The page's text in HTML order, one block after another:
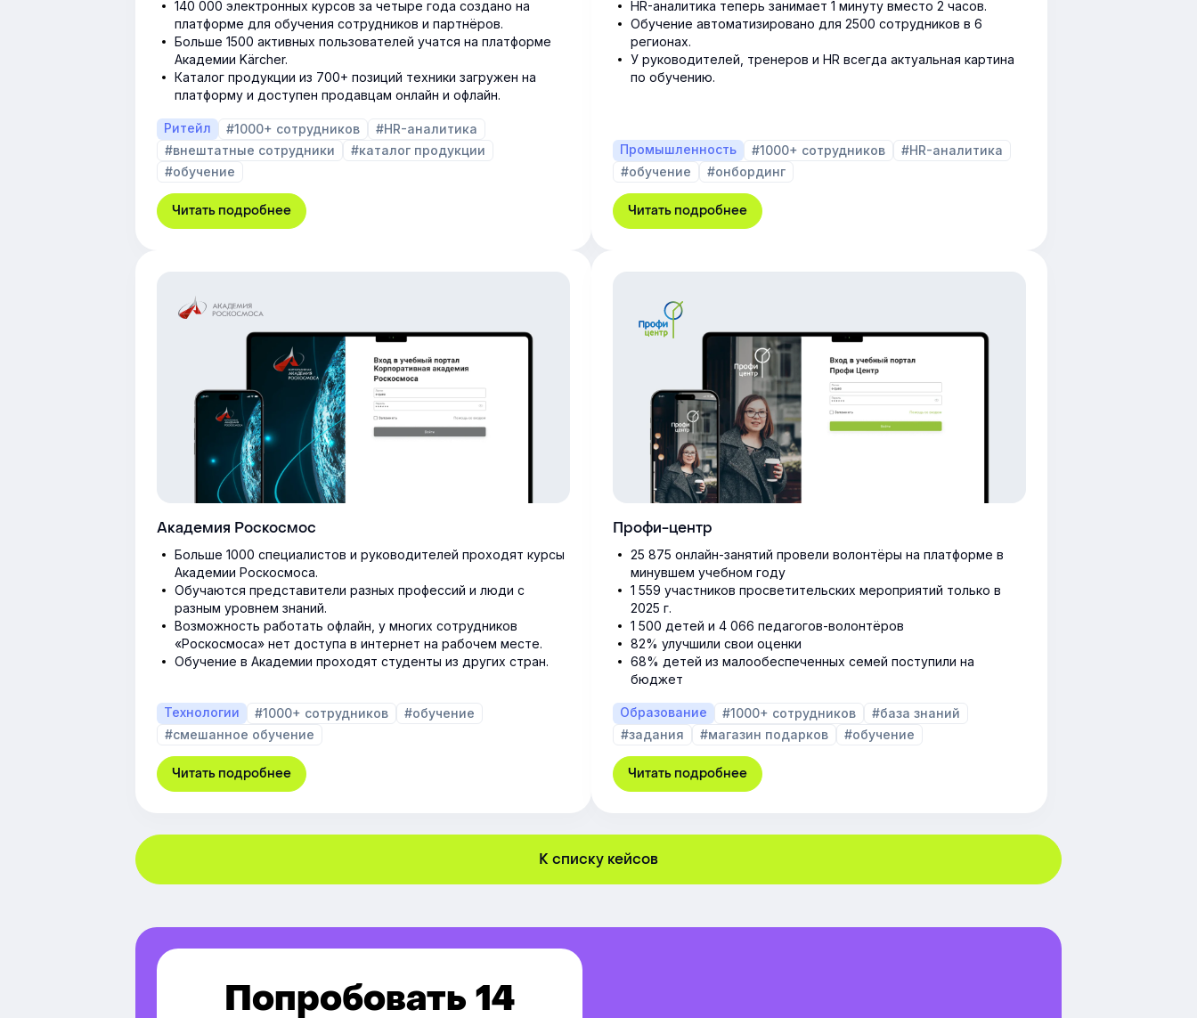
140 000 электронных курсов за четыре года создано на
платформе для обучения сотрудников и партнёров.
Больше 1500 активных пользователей учатся на платформе
Академии Kärcher.
Каталог продукции из 700+ позиций техники загружен на
платформу и доступен продавцам онлайн и офлайн.
Ритейл #1000+ сотрудников
#HR-аналитика
#внештатные сотрудники
#каталог продукции
#обучение
Читать подробнее
HR-аналитика теперь занимает 1 минуту вместо 2 часов.
Обучение автоматизировано для 2500 сотрудников в 6
регионах.
У руководителей, тренеров и HR всегда актуальная картина
по обучению.
Промышленность #1000+ сотрудников
#HR-аналитика
#обучение
#онбординг
Читать подробнее
Академия Роскосмос
Больше 1000 специалистов и руководителей проходят курсы
Академии Роскосмоса.
Обучаются представители разных профессий и люди с
разным уровнем знаний.
Возможность работать офлайн, у многих сотрудников
«Роскосмоса» нет доступа в интернет на рабочем месте.
Обучение в Академии проходят студенты из других стран.
Технологии #1000+ сотрудников
#обучение
#смешанное обучение
Читать подробнее
Профи-центр
25 875 онлайн-занятий провели волонтёры на платформе в
минувшем учебном году
1 559 участников просветительских мероприятий только в
2025 г.
1 500 детей и 4 066 педагогов-волонтёров
82% улучшили свои оценки
68% детей из малообеспеченных семей поступили на
бюджет
Образование #1000+ сотрудников
#база знаний
#задания
#магазин подарков #обучение
Читать подробнее
К списку кейсов
Попробовать 14